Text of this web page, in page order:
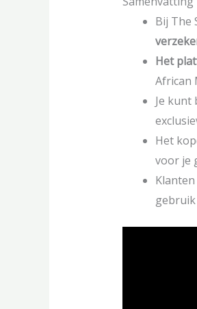
Bij The
Het
African
Je kunt
Het
voor je